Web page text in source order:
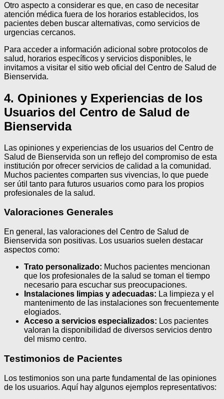
Otro aspecto a considerar es que, en caso de necesitar
atención médica fuera de los horarios establecidos, los
pacientes deben buscar alternativas, como servicios de
urgencias cercanos.
Para acceder a información adicional sobre protocolos de
salud, horarios específicos y servicios disponibles, le
invitamos a visitar el sitio web oficial del Centro de Salud de
Bienservida.
4. Opiniones y Experiencias de los
Usuarios del Centro de Salud de
Bienservida
Las opiniones y experiencias de los usuarios del Centro de
Salud de Bienservida son un reflejo del compromiso de esta
institución por ofrecer servicios de calidad a la comunidad.
Muchos pacientes comparten sus vivencias, lo que puede
ser útil tanto para futuros usuarios como para los propios
profesionales de la salud.
Valoraciones Generales
En general, las valoraciones del Centro de Salud de
Bienservida son positivas. Los usuarios suelen destacar
aspectos como:
Trato personalizado: Muchos pacientes mencionan
que los profesionales de la salud se toman el tiempo
necesario para escuchar sus preocupaciones.
Instalaciones limpias y adecuadas: La limpieza y el
mantenimento de las instalaciones son frecuentemente
elogiados.
Acceso a servicios especializados: Los pacientes
valoran la disponibilidad de diversos servicios dentro
del mismo centro.
Testimonios de Pacientes
Los testimonios son una parte fundamental de las opiniones
de los usuarios. Aquí hay algunos ejemplos representativos: